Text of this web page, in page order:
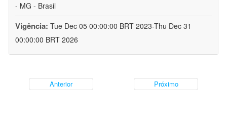
- MG - Brasil
Vigência: Tue Dec 05 00:00:00 BRT 2023-Thu Dec 31
00:00:00 BRT 2026
Anterior Próximo